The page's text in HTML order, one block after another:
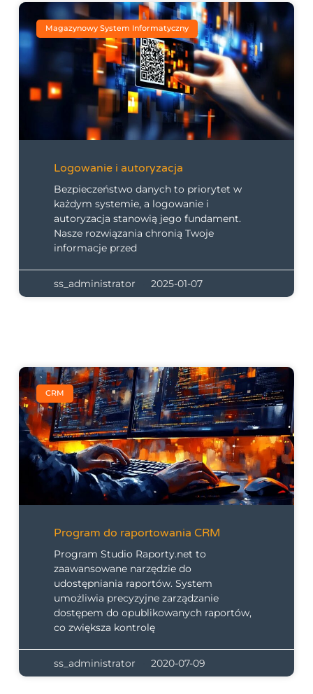
Magazynowy System Informatyczny
Logowanie i autoryzacja
Bezpieczeństwo danych to priorytet w
każdym systemie, a logowanie i
autoryzacja stanowią jego fundament.
Nasze rozwiązania chronią Twoje
informacje przed
ss_administrator 2025-01-07
CRM
Program do raportowania CRM
Program Studio Raporty.net to
zaawansowane narzędzie do
udostępniania raportów. System
umożliwia precyzyjne zarządzanie
dostępem do opublikowanych raportów,
co zwiększa kontrolę
ss_administrator 2020-07-09